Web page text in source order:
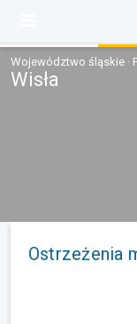
Województwo śląskie ·
Wisła
Ostrzeżenia